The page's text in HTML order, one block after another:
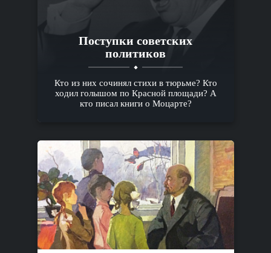
Поступки советских
политиков
Кто из них сочинял стихи в тюрьме? Кто
ходил голышом по Красной площади? А
кто писал книги о Моцарте?